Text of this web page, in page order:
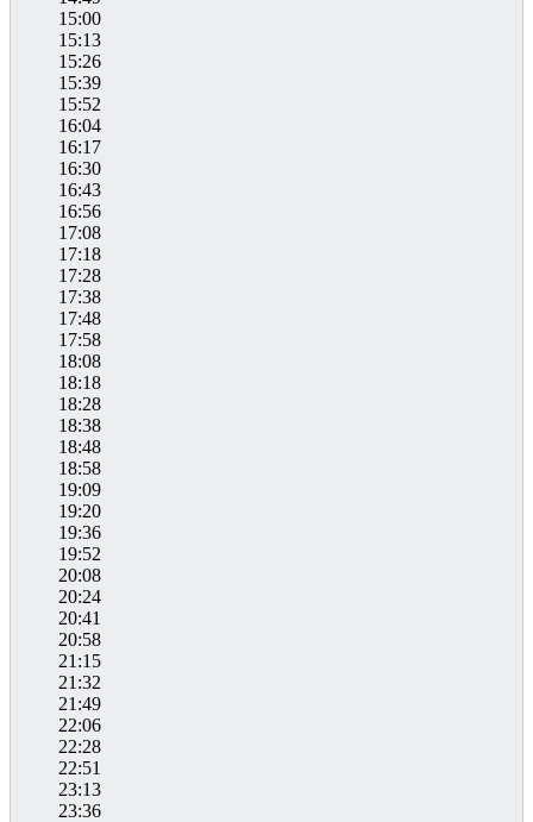
15:00
15:13
15:26
15:39
15:52
16:04
16:17
16:30
16:43
16:56
17:08
17:18
17:28
17:38
17:48
17:58
18:08
18:18
18:28
18:38
18:48
18:58
19:09
19:20
19:36
19:52
20:08
20:24
20:41
20:58
21:15
21:32
21:49
22:06
22:28
22:51
23:13
23:36